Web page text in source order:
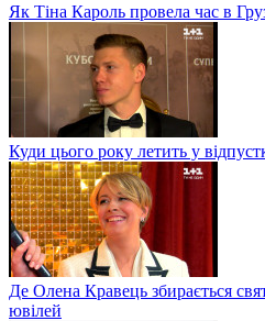
Як Тіна Кароль провела час в
Куди цього року летить у
Де Олена Кравець збирається
ювілей